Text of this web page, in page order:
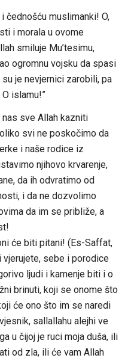
čednošću muslimanki! O,
i morala u ovome
smiluje Mu’tesimu,
ogromnu vojsku da spasi
je nevjernici zarobili, pa
islamu!”
sve Allah kazniti
svi ne poskočimo da
i naše rodice iz
njihovo krvarenje,
da ih odvratimo od
i da ne dozvolimo
da im se približe, a
će biti pitani! (Es-Saffat,
vjerujete, sebe i porodice
ljudi i kamenje biti i o
brinuti, koji se onome što
će ono što im se naredi
sallallahu alejhi ve
u čijoj je ruci moja duša, ili
od zla, ili će vam Allah